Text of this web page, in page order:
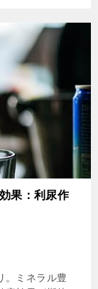
果：利尿作
。ミネラル豊